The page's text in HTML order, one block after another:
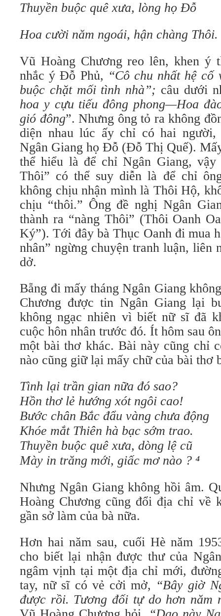
Thuyền buộc quê xưa, lòng họ Đỗ
Hoa cười năm ngoái, hận chàng Thôi.
Vũ Hoàng Chương reo lên, khen ý
nhắc ý Đỗ Phủ, “Cô chu nhất hệ
buộc chặt mối tình nhà”; câu dưới
hoa y cựu tiếu đông phong—Hoa
gió đông”. Nhưng ông tỏ ra không
diện nhau lúc ấy chỉ có hai người,
Ngân Giang họ Đỗ (Đỗ Thị Quế).
thể hiểu là để chỉ Ngân Giang, vậy
Thôi” có thể suy diễn là để chỉ
không chịu nhận mình là Thôi Hộ,
chịu “thôi.” Ông đề nghị Ngân
thành ra “nàng Thôi” (Thôi Oanh
Ký”). Tới đây bà Thục Oanh đi mua
nhân” ngừng chuyện tranh luận, liên
dở.
Bẵng đi mấy tháng Ngân Giang
Chương được tin Ngân Giang lại
không ngạc nhiên vì biết nữ sĩ đã
cuộc hôn nhân trước đó. Ít hôm sau
một bài thơ khác. Bài này cũng chỉ
nào cũng giữ lại mấy chữ của bài thơ
Tình lại trần gian nữa đó sao?
Hồn thơ lẻ hướng xót ngôi cao!
Bước chân Bắc đẩu vàng chưa động
Khóe mắt Thiên hà bạc sớm trao.
Thuyền buộc quê xưa, dòng lệ cũ
Mày in trăng mới, giấc mơ nào ? ⁴
Nhưng Ngân Giang không hồi âm.
Hoàng Chương cũng đổi địa chỉ về
gần sở làm của bà nữa.
Hơn hai năm sau, cuối Hè năm
cho biết lại nhận được thư của
ngâm vịnh tại một địa chỉ mới,
tay, nữ sĩ có vẻ cởi mở, “Bây giờ
được rồi. Tương đối tự do hơn năm